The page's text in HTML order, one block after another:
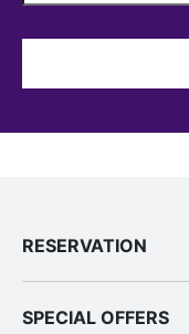
RESERVATION
SPECIAL OFFERS